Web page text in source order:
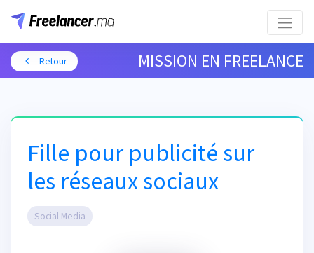
Retour MISSION EN FREELANCE
Fille pour publicité sur
les réseaux sociaux
Social Media